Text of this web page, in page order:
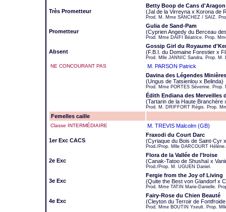
Très Prometteur
Betty Boop de Cans d'Aragon
(Jal de la Virreyna x Korona de
Prod. M. Mme SANCHEZ / SAIZ.
Prometteur
Gulia de Sand-Pam
(Cyprien Angedy du Berceau
Prod. Mme DAIFI Béatrice. Prop.
Absent
Gossip Girl du Royaume
(F.B.I. du Domaine Forestier x
Prod. Mlle JANNIC Sandra. Prop. M.
NE CONCOURANT PAS
M. PARSON Patrick
Davina des Légendes Minières
(Ungus de Tatsienlou x Belinda)
Prod. Mme PORTES Séverine.
Édith Endiana des Merveilles
(Tartarin de la Haute Branchère
Prod. M. DRIFFORT Régis. Prop.
Femelles caille
Classe INTERMÉDIAIRE M. TREVIS Malcolm (GB)
1er Exc CACS
Fraxodi du Court Darc
(Cyriaque du Bois de Saint-Cyr
Prod./Prop. Mlle DARCOURT Hélène.
2e Exc
Flora de la Vallée de l'Iroise
(Canak-Tatoo de Shushaï x
Prod./Prop. M. UGUEN Daniel.
3e Exc
Fergie from the Joy of Living
(Quite the Best von Glandorf x
Prod. Mme TATIN Marie-Danielle.
4e Exc
Fairy-Rose du Chien Beauté
(Cleyton du Terroir de
Prod. Mme BOUTIN Yseult. Prop.